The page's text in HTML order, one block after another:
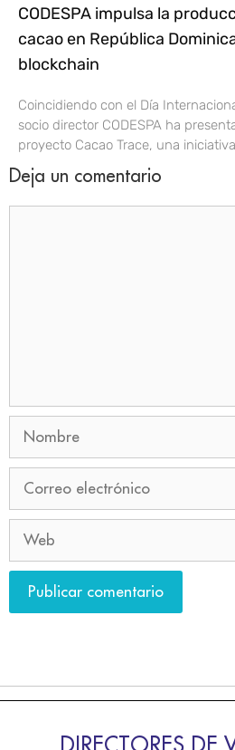
CODESPA impulsa la
cacao en República
blockchain
Coincidiendo con el Día
socio director CODESPA ha
proyecto Cacao Trace, una
Deja un comentario